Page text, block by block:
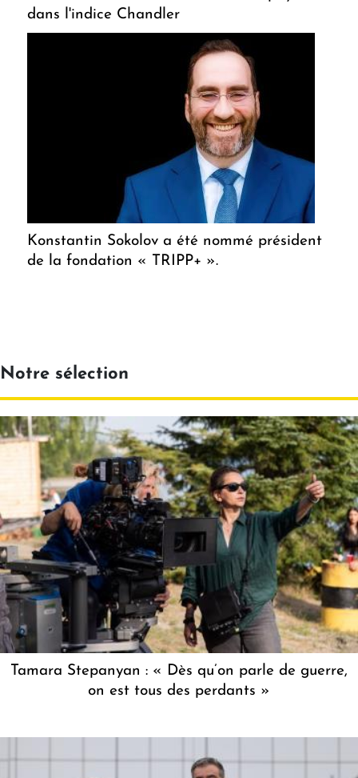
dans l'indice Chandler
Konstantin Sokolov a été nommé président
de la fondation « TRIPP+ ».
Notre sélection
Tamara Stepanyan : « Dès qu’on parle de guerre,
on est tous des perdants »